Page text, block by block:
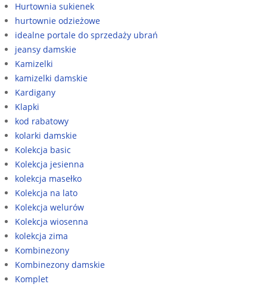
Hurtownia sukienek
hurtownie odzieżowe
idealne portale do sprzedaży ubrań
jeansy damskie
Kamizelki
kamizelki damskie
Kardigany
Klapki
kod rabatowy
kolarki damskie
Kolekcja basic
Kolekcja jesienna
kolekcja masełko
Kolekcja na lato
Kolekcja welurów
Kolekcja wiosenna
kolekcja zima
Kombinezony
Kombinezony damskie
Komplet